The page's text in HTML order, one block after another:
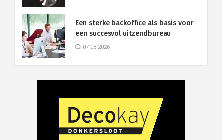
Een sterke backoffice als basis voor
een succesvol uitzendbureau
07-08-2026